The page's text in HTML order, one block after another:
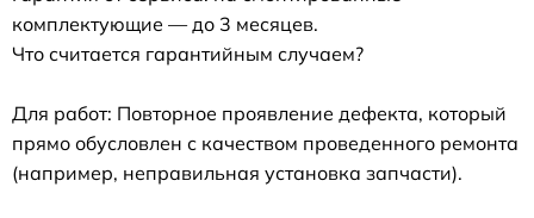
комплектующие — до 3 месяцев.
Что считается гарантийным случаем?
Для работ: Повторное проявление дефекта, который
прямо обусловлен с качеством проведенного ремонта
(например, неправильная установка запчасти).